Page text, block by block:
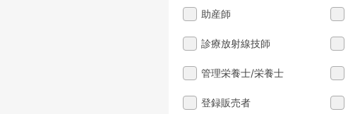
助産師
診療放射線技師
管理栄養士/栄養士
登録販売者